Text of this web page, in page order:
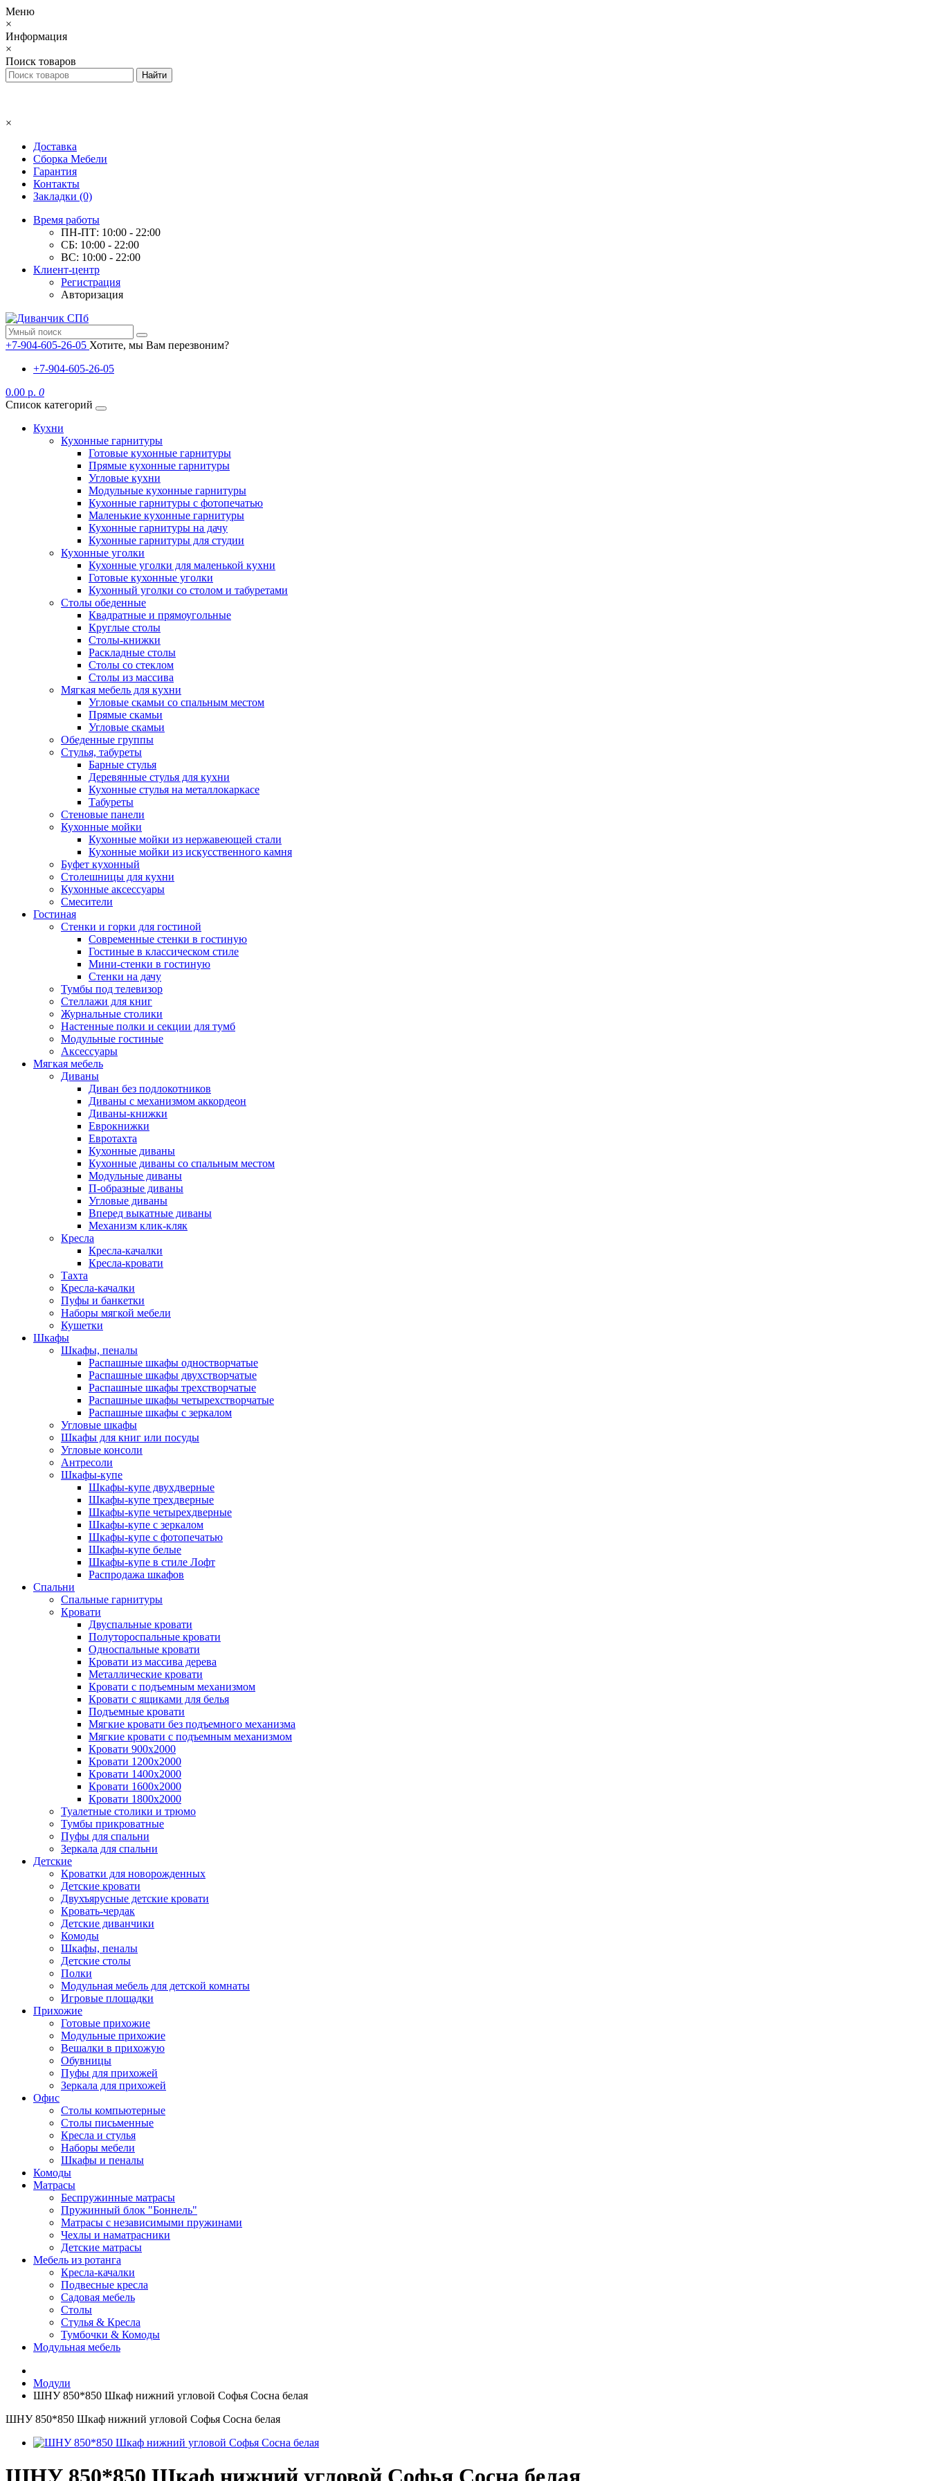
Меню
×
Информация
×
Поиск товаров
×
Доставка
Сборка Мебели
Гарантия
Контакты
Закладки (0)
Время работы
ПН-ПТ: 10:00 - 22:00
СБ: 10:00 - 22:00
ВС: 10:00 - 22:00
Клиент-центр
Регистрация
Авторизация
+7-904-605-26-05 Хотите, мы Вам перезвоним?
+7-904-605-26-05
0.00 р. 0
Список категорий
Кухни
Кухонные гарнитуры
Готовые кухонные гарнитуры
Прямые кухонные гарнитуры
Угловые кухни
Модульные кухонные гарнитуры
Кухонные гарнитуры с фотопечатью
Маленькие кухонные гарнитуры
Кухонные гарнитуры на дачу
Кухонные гарнитуры для студии
Кухонные уголки
Кухонные уголки для маленькой кухни
Готовые кухонные уголки
Кухонный уголки со столом и табуретами
Столы обеденные
Квадратные и прямоугольные
Круглые столы
Столы-книжки
Раскладные столы
Столы со стеклом
Столы из массива
Мягкая мебель для кухни
Угловые скамьи со спальным местом
Прямые скамьи
Угловые скамьи
Обеденные группы
Стулья, табуреты
Барные стулья
Деревянные стулья для кухни
Кухонные стулья на металлокаркасе
Табуреты
Стеновые панели
Кухонные мойки
Кухонные мойки из нержавеющей стали
Кухонные мойки из искусственного камня
Буфет кухонный
Столешницы для кухни
Кухонные аксессуары
Смесители
Гостиная
Стенки и горки для гостиной
Современные стенки в гостиную
Гостиные в классическом стиле
Мини-стенки в гостиную
Стенки на дачу
Тумбы под телевизор
Стеллажи для книг
Журнальные столики
Настенные полки и секции для тумб
Модульные гостиные
Аксессуары
Мягкая мебель
Диваны
Диван без подлокотников
Диваны с механизмом аккордеон
Диваны-книжки
Еврокнижки
Евротахта
Кухонные диваны
Кухонные диваны со спальным местом
Модульные диваны
П-образные диваны
Угловые диваны
Вперед выкатные диваны
Механизм клик-кляк
Кресла
Кресла-качалки
Кресла-кровати
Тахта
Кресла-качалки
Пуфы и банкетки
Наборы мягкой мебели
Кушетки
Шкафы
Шкафы, пеналы
Распашные шкафы одностворчатые
Распашные шкафы двухстворчатые
Распашные шкафы трехстворчатые
Распашные шкафы четырехстворчатые
Распашные шкафы с зеркалом
Угловые шкафы
Шкафы для книг или посуды
Угловые консоли
Антресоли
Шкафы-купе
Шкафы-купе двухдверные
Шкафы-купе трехдверные
Шкафы-купе четырехдверные
Шкафы-купе с зеркалом
Шкафы-купе с фотопечатью
Шкафы-купе белые
Шкафы-купе в стиле Лофт
Распродажа шкафов
Спальни
Спальные гарнитуры
Кровати
Двуспальные кровати
Полутороспальные кровати
Односпальные кровати
Кровати из массива дерева
Металлические кровати
Кровати с подъемным механизмом
Кровати с ящиками для белья
Подъемные кровати
Мягкие кровати без подъемного механизма
Мягкие кровати с подъемным механизмом
Кровати 900х2000
Кровати 1200х2000
Кровати 1400х2000
Кровати 1600х2000
Кровати 1800х2000
Туалетные столики и трюмо
Тумбы прикроватные
Пуфы для спальни
Зеркала для спальни
Детские
Кроватки для новорожденных
Детские кровати
Двухъярусные детские кровати
Кровать-чердак
Детские диванчики
Комоды
Шкафы, пеналы
Детские столы
Полки
Модульная мебель для детской комнаты
Игровые площадки
Прихожие
Готовые прихожие
Модульные прихожие
Вешалки в прихожую
Обувницы
Пуфы для прихожей
Зеркала для прихожей
Офис
Столы компьютерные
Столы письменные
Кресла и стулья
Наборы мебели
Шкафы и пеналы
Комоды
Матрасы
Беспружинные матрасы
Пружинный блок "Боннель"
Матрасы с независимыми пружинами
Чехлы и наматрасники
Детские матрасы
Мебель из ротанга
Кресла-качалки
Подвесные кресла
Садовая мебель
Столы
Стулья & Кресла
Тумбочки & Комоды
Модульная мебель
Модули
ШНУ 850*850 Шкаф нижний угловой Софья Сосна белая
ШНУ 850*850 Шкаф нижний угловой Софья Сосна белая